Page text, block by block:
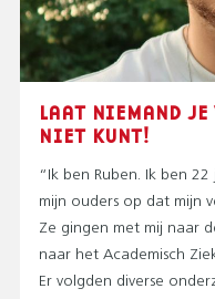
LAAT NIEMAND JE
NIET KUNT!
“Ik ben Ruben. Ik ben
mijn ouders op dat mijn
Ze gingen met mij naar
naar het Academisch
Er volgden diverse